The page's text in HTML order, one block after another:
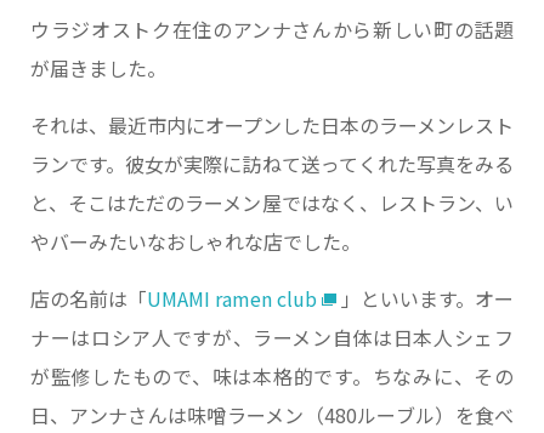
ウラジオストク在住のアンナさんから新しい町の話題
が届きました。
それは、最近市内にオープンした日本のラーメンレスト
ランです。彼女が実際に訪ねて送ってくれた写真をみる
と、そこはただのラーメン屋ではなく、レストラン、い
やバーみたいなおしゃれな店でした。
店の名前は「UMAMI ramen club
」といいます。オー
ナーはロシア人ですが、ラーメン自体は日本人シェフ
が監修したもので、味は本格的です。ちなみに、その
日、アンナさんは味噌ラーメン（480ルーブル）を食べ